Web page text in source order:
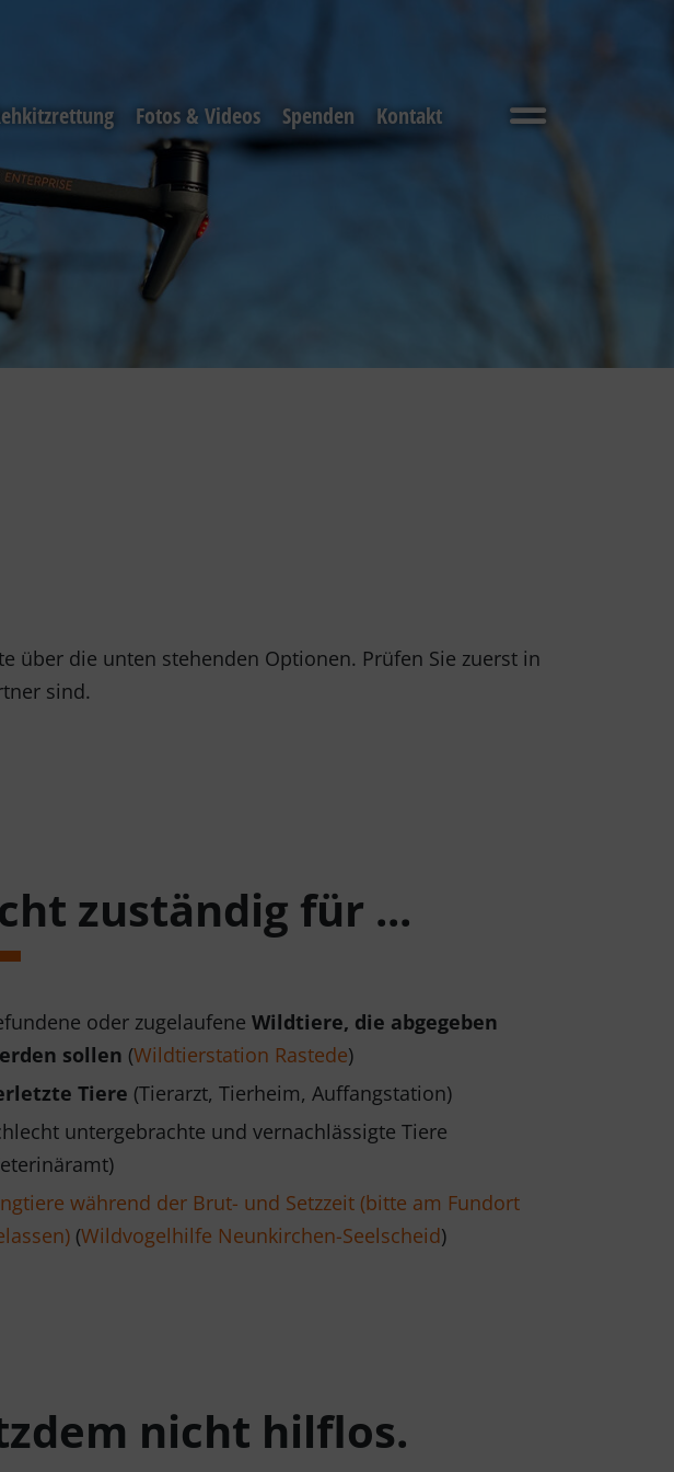
Fotos & Videos Spenden Kontakt
über die unten stehenden Optionen. Prüfen Sie zuerst in
sind.
zuständig für ...
oder zugelaufene Wildtiere, die abgegeben
sollen (Wildtierstation Rastede)
Tiere (Tierarzt, Tierheim, Auffangstation)
untergebrachte und vernachlässigte Tiere
während der Brut- und Setzzeit (bitte am Fundort
(Wildvogelhilfe Neunkirchen-Seelscheid)
nicht hilflos.